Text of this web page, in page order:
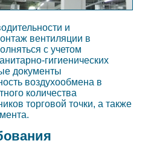
и
вентиляции в
с учетом
гигиенических
документы
воздухообмена в
количества
торговой точки, а также